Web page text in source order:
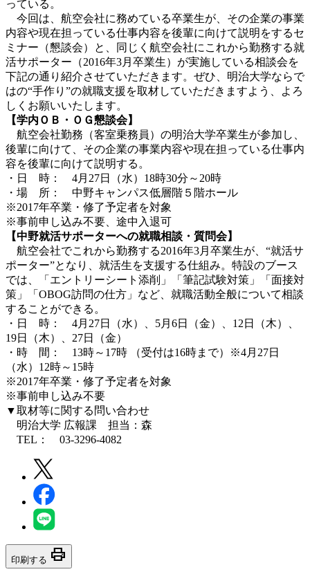
っている。
今回は、航空会社に務めている卒業生が、その企業の事業
内容や現在担っている仕事内容を後輩に向けて説明をするセ
ミナー（懇談会）と、同じく航空会社にこれから勤務する就
活サポーター（2016年3月卒業生）が実施している相談会を
下記の通り紹介させていただきます。ぜひ、明治大学ならで
はの“手作り”の就職支援を取材していただきますよう、よろ
しくお願いいたします。
【学内ＯＢ・ＯＧ懇談会】
航空会社勤務（客室乗務員）の明治大学卒業生が参加し、
後輩に向けて、その企業の事業内容や現在担っている仕事内
容を後輩に向けて説明する。
・日 時： 4月27日（水）18時30分～20時
・場 所： 中野キャンパス低層階５階ホール
※2017年卒業・修了予定者を対象
※事前申し込み不要、途中入退可
【中野就活サポーターへの就職相談・質問会】
航空会社でこれから勤務する2016年3月卒業生が、“就活サ
ポーター”となり、就活生を支援する仕組み。特設のブース
では、「エントリーシート添削」「筆記試験対策」「面接対
策」「OBOG訪問の仕方」など、就職活動全般について相談
することができる。
・日 時： 4月27日（水）、5月6日（金）、12日（木）、
19日（木）、27日（金）
・時 間： 13時～17時 （受付は16時まで）※4月27日
（水）12時～15時
※2017年卒業・修了予定者を対象
※事前申し込み不要
▼取材等に関する問い合わせ
明治大学 広報課 担当：森
TEL： 03-3296-4082
印刷する print